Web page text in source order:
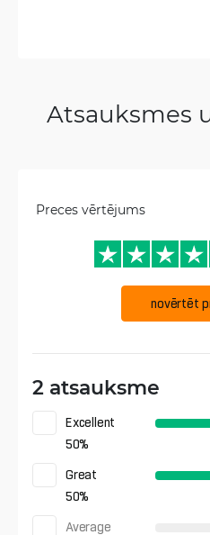
Atsauksmes
Preces vērtējums
novērtēt
2 atsauksme
Excellent
50%
Great
50%
Average